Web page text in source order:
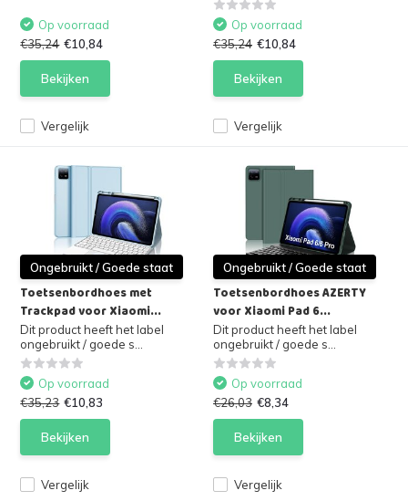
Vergelijk
Op voorraad
€35,24 €10,84
Bekijken
Vergelijk
Op voorraad
€35,24 €10,84
Bekijken
Ongebruikt / Goede staat
Toetsenbordhoes met
Trackpad voor Xiaomi...
Dit product heeft het label
ongebruikt / goede s...
Vergelijk
Op voorraad
€35,23 €10,83
Bekijken
Ongebruikt / Goede staat
Toetsenbordhoes AZERTY
voor Xiaomi Pad 6...
Dit product heeft het label
ongebruikt / goede s...
Vergelijk
Op voorraad
€26,03 €8,34
Bekijken